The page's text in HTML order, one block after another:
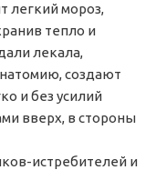
легкий мороз,
тепло и
лекала,
создают
и без усилий
вверх, в стороны
истребителей и